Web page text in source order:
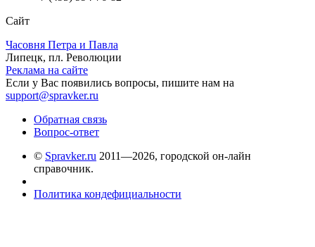
Сайт
Часовня Петра и Павла
Липецк, пл. Революции
Реклама на сайте
Если у Вас появились вопросы, пишите нам на
support@spravker.ru
Обратная связь
Вопрос-ответ
© Spravker.ru 2011—2026, городской он-лайн
справочник.
Политика кондефициальности